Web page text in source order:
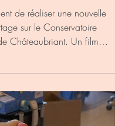
de réaliser une nouvelle
sur le Conservatoire
Châteaubriant. Un film